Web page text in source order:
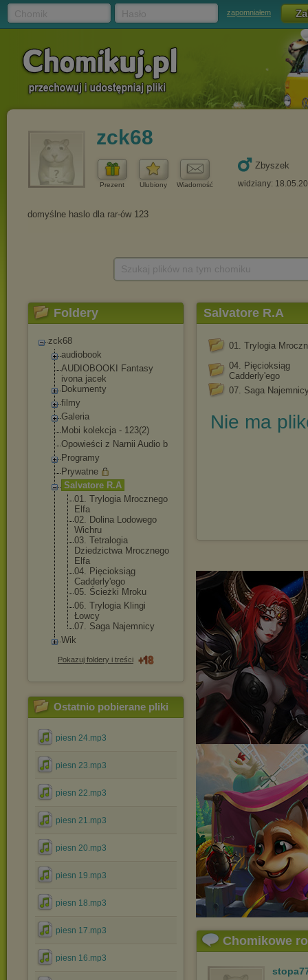
zapomniałem
zck68
Prezent Ulubiony Wiadomość
Zbyszek
widziany:
Foldery
zck68
audiobook
AUDIOBOOKI Fantasy
ivona jacek
Dokumenty
filmy
Galeria
Mobi kolekcja - 123(2)
Opowieści z Narnii Audio b
Programy
Prywatne
Salvatore R.A
01. Trylogia Mrocznego
Elfa
02. Dolina Lodowego
Wichru
03. Tetralogia
Dziedzictwa Mrocznego
Elfa
04. Pięcioksiąg
Cadderly'ego
05. Ścieżki Mroku
06. Trylogia Klingi
Łowcy
07. Saga Najemnicy
Wik
Pokazuj foldery i treści
Ostatnio pobierane pliki
piesn 24.mp3
piesn 23.mp3
piesn 22.mp3
piesn 21.mp3
piesn 20.mp3
piesn 19.mp3
piesn 18.mp3
piesn 17.mp3
piesn 16.mp3
Salvatore R.A
01. Trylogia
04. Pięcioksiąg
Cadderly'ego
07. Saga
Nie ma
Chomikowe